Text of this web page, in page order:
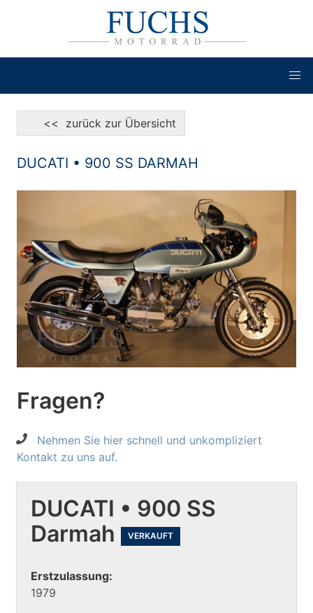
<< zurück zur Übersicht
DUCATI • 900 SS DARMAH
Fragen?
Nehmen Sie hier schnell und unkompliziert
Kontakt zu uns auf.
DUCATI • 900 SS
Darmah
VERKAUFT
Erstzulassung:
1979